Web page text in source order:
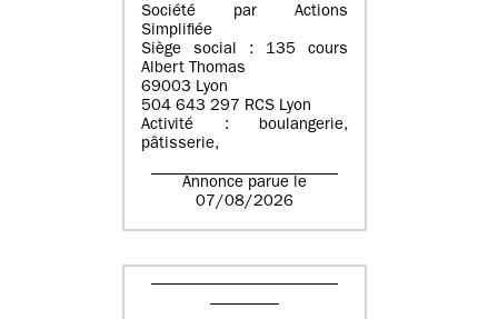
Société par Actions
Simplifiée
Siège social : 135 cours
Albert Thomas
69003 Lyon
504 643 297 RCS Lyon
Activité : boulangerie,
pâtisserie,
Annonce parue le
07/08/2026